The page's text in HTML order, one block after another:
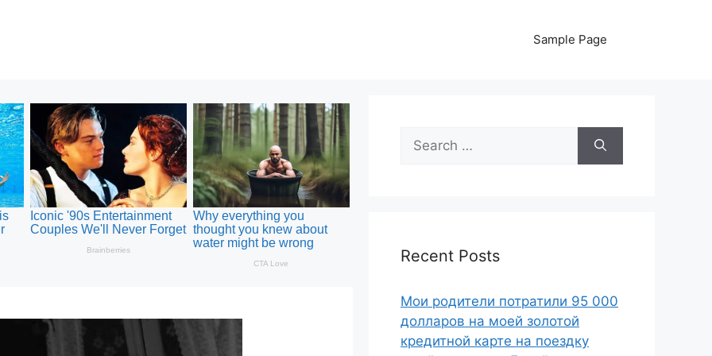
Sample Page
Search
for:
Recent Posts
Мои родители потратили 95 000
долларов на моей золотой
кредитной карте на поездку